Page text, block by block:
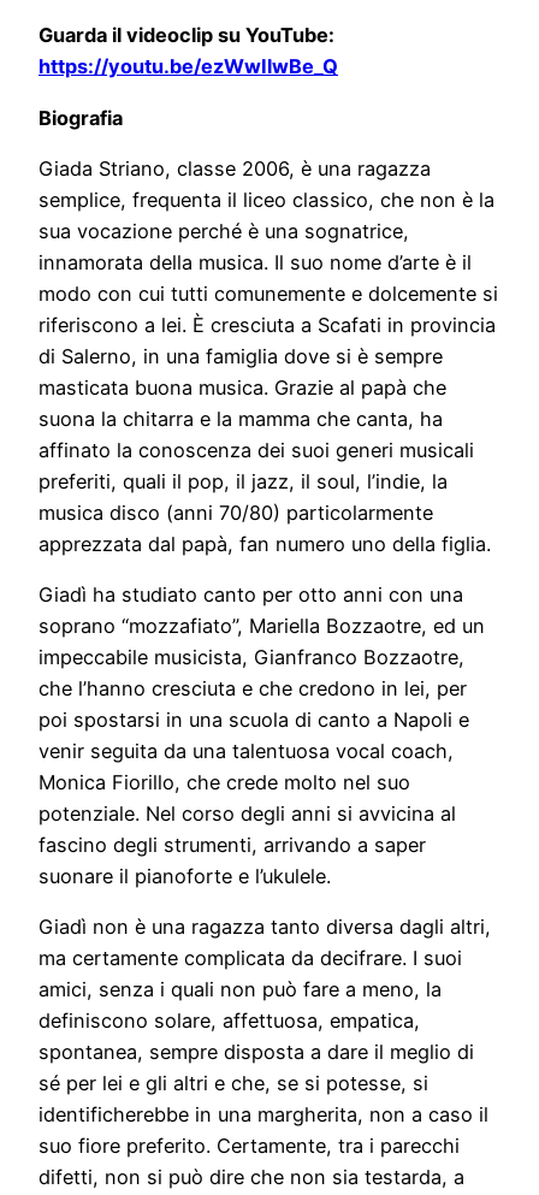
Guarda il videoclip su YouTube:
https://youtu.be/ezWwIlwBe_Q
Biografia
Giada Striano, classe 2006, è una ragazza
semplice, frequenta il liceo classico, che non è la
sua vocazione perché è una sognatrice,
innamorata della musica. Il suo nome d’arte è il
modo con cui tutti comunemente e dolcemente si
riferiscono a lei. È cresciuta a Scafati in provincia
di Salerno, in una famiglia dove si è sempre
masticata buona musica. Grazie al papà che
suona la chitarra e la mamma che canta, ha
affinato la conoscenza dei suoi generi musicali
preferiti, quali il pop, il jazz, il soul, l’indie, la
musica disco (anni 70/80) particolarmente
apprezzata dal papà, fan numero uno della figlia.
Giadì ha studiato canto per otto anni con una
soprano “mozzafiato”, Mariella Bozzaotre, ed un
impeccabile musicista, Gianfranco Bozzaotre,
che l’hanno cresciuta e che credono in lei, per
poi spostarsi in una scuola di canto a Napoli e
venir seguita da una talentuosa vocal coach,
Monica Fiorillo, che crede molto nel suo
potenziale. Nel corso degli anni si avvicina al
fascino degli strumenti, arrivando a saper
suonare il pianoforte e l’ukulele.
Giadì non è una ragazza tanto diversa dagli altri,
ma certamente complicata da decifrare. I suoi
amici, senza i quali non può fare a meno, la
definiscono solare, affettuosa, empatica,
spontanea, sempre disposta a dare il meglio di
sé per lei e gli altri e che, se si potesse, si
identificherebbe in una margherita, non a caso il
suo fiore preferito. Certamente, tra i parecchi
difetti, non si può dire che non sia testarda, a